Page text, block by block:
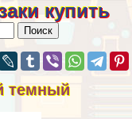
купить
темный